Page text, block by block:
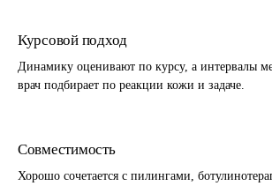
Курсовой подход
Динамику оценивают по курсу, а интервалы
врач подбирает по реакции кожи и задаче.
Совместимость
Хорошо сочетается с пилингами,